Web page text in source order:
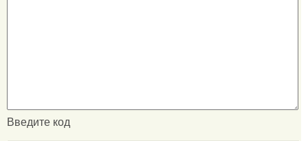
Введите код